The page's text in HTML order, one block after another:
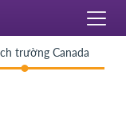
trường Canada